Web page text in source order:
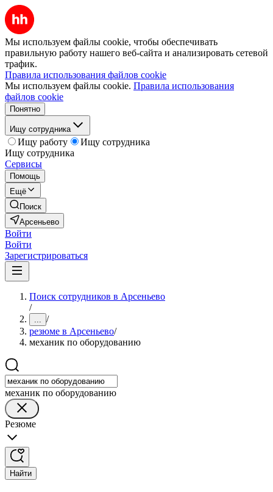
Мы используем файлы cookie, чтобы обеспечивать
правильную работу нашего веб-сайта и анализировать сетевой
трафик.
Правила использования файлов cookie
Мы используем файлы cookie. Правила использования
файлов cookie
Понятно
Ищу сотрудника
Ищу работу
Ищу сотрудника
Ищу сотрудника
Сервисы
Помощь
Ещё
Поиск
Арсеньево
Войти
Войти
Зарегистрироваться
Поиск сотрудников в Арсеньево
/
... /
резюме в Арсеньево/
механик по оборудованию
механик по оборудованию
Резюме
Найти